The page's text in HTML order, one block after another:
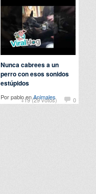
+19 (29 votos)
0
Nunca cabrees a un
perro con esos sonidos
estúpidos
Por pablo enAnimales